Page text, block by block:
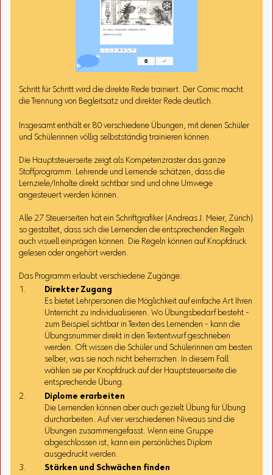
Schritt für Schritt wird die direkte Rede trainiert. Der Comic macht
die Trennung von Begleitsatz und direkter Rede deutlich.
Insgesamt enthält er 80 verschiedene Übungen, mit denen Schüler
und Schülerinnen völlig selbstständig trainieren können.
Die Hauptsteuerseite zeigt als Kompetenzraster das ganze
Stoffprogramm. Lehrende und Lernende schätzen, dass die
Lernziele/Inhalte direkt sichtbar sind und ohne Umwege
angesteuert werden können.
Alle 27 Steuerseiten hat ein Schriftgrafiker (Andreas J. Meier, Zürich)
so gestaltet, dass sich die Lernenden die entsprechenden Regeln
auch visuell einprägen können. Die Regeln können auf Knopfdruck
gelesen oder angehört werden.
Das Programm erlaubt verschiedene Zugänge:
Direkter Zugang
Es bietet Lehrpersonen die Möglichkeit auf einfache Art Ihren
Unterricht zu individualisieren. Wo Übungsbedarf besteht -
zum Beispiel sichtbar in Texten des Lernenden - kann die
Übungsnummer direkt in den Textentwurf geschrieben
werden. Oft wissen die Schüler und Schülerinnen am besten
selber, was sie noch nicht beherrschen. In diesem Fall
wählen sie per Knopfdruck auf der Hauptsteuerseite die
entsprechende Übung.
Diplome erarbeiten
Die Lernenden können aber auch gezielt Übung für Übung
durcharbeiten. Auf vier verschiedenen Niveaus sind die
Übungen zusammengefasst. Wenn eine Gruppe
abgeschlossen ist, kann ein persönliches Diplom
ausgedruckt werden.
Stärken und Schwächen finden